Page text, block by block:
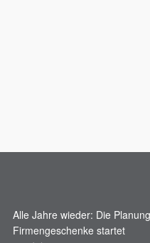
Alle Jahre wieder: Die
Firmengeschenke startet